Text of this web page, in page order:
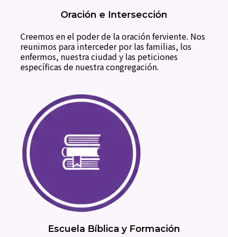
Oración e Intersección
Creemos en el poder de la oración ferviente. Nos
reunimos para interceder por las familias, los
enfermos, nuestra ciudad y las peticiones
específicas de nuestra congregación.
Escuela Bíblica y Formación